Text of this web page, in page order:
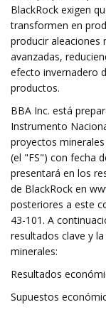
BlackRock exigen
transformen en
producir aleaciones
avanzadas,
efecto invernadero
productos.
BBA Inc. está
Instrumento
proyectos
(el "FS") con fecha
presentará en los
de BlackRock en
posteriores a este
43-101. A
resultados clave y
minerales:
Resultados
Supuestos